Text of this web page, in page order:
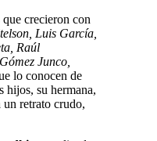
crecieron con
Luis García,
Raúl
Junco,
lo conocen de
hijos, su hermana,
un retrato crudo,